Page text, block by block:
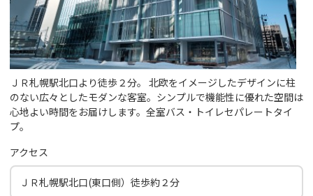
ＪＲ札幌駅北口より徒歩２分。 北欧をイメージしたデザインに柱
のない広々としたモダンな客室。シンプルで機能性に優れた空間は
心地よい時間をお届けします。全室バス・トイレセパレートタイ
プ。
アクセス
ＪＲ札幌駅北口(東口側）徒歩約２分